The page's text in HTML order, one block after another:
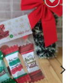
Adicionar
a lista de
desejos